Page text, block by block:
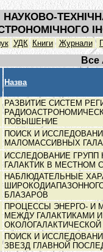
НАУКОВО-
УДК Книги Журнали
Все
Назва
РАЗВИТИЕ СИСТЕМ
ПОВЫШЕНИЕ
ПОИСК И
МАЛОМАССИВНЫХ
ИССЛЕДОВАНИЕ ГРУПП
ГАЛАКТИК В МЕСТНОМ
НАБЛЮДАТЕЛЬНЫЕ
БЛАЗАРОВ
ПРОЦЕССЫ ЭНЕРГО- И
МЕЖДУ ГАЛАКТИКАМИ И
ПОИСК И
ЗВЕЗД ГЛАВНОЙ